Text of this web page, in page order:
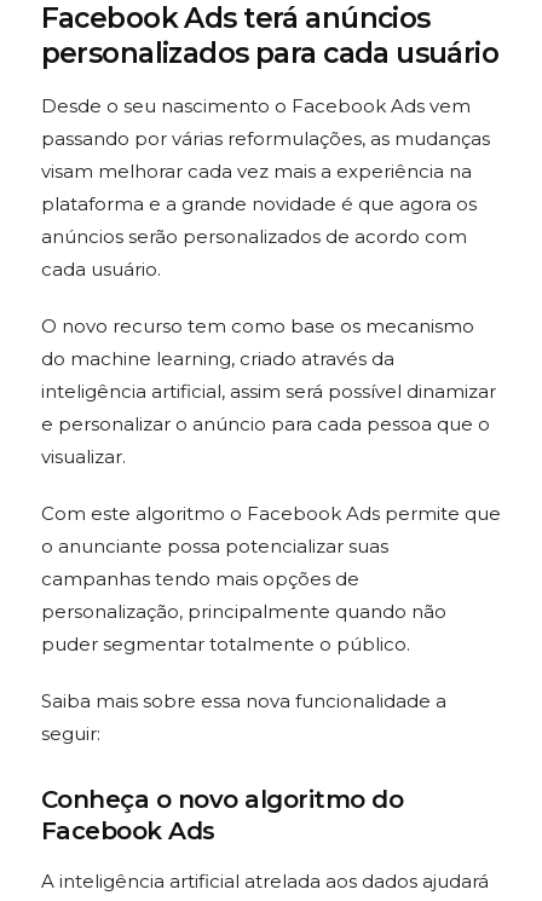
Facebook Ads terá anúncios
personalizados para cada usuário
Desde o seu nascimento o Facebook Ads vem
passando por várias reformulações, as mudanças
visam melhorar cada vez mais a experiência na
plataforma e a grande novidade é que agora os
anúncios serão personalizados de acordo com
cada usuário.
O novo recurso tem como base os mecanismo
do machine learning, criado através da
inteligência artificial, assim será possível dinamizar
e personalizar o anúncio para cada pessoa que o
visualizar.
Com este algoritmo o Facebook Ads permite que
o anunciante possa potencializar suas
campanhas tendo mais opções de
personalização, principalmente quando não
puder segmentar totalmente o público.
Saiba mais sobre essa nova funcionalidade a
seguir:
Conheça o novo algoritmo do
Facebook Ads
A inteligência artificial atrelada aos dados ajudará